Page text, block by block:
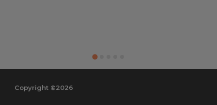
Copyright ©2026